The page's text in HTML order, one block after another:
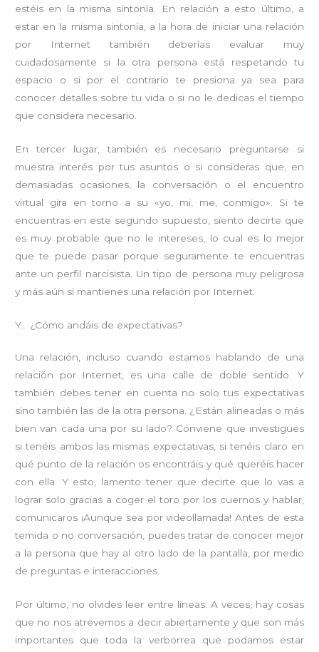
estéis en la misma sintonía. En relación a esto último, a
estar en la misma sintonía, a la hora de iniciar una relación
por Internet también deberías evaluar muy
cuidadosamente si la otra persona está respetando tu
espacio o si por el contrario te presiona ya sea para
conocer detalles sobre tu vida o si no le dedicas el tiempo
que considera necesario.
En tercer lugar, también es necesario preguntarse si
muestra interés por tus asuntos o si consideras que, en
demasiadas ocasiones, la conversación o el encuentro
virtual gira en torno a su «yo, mi, me, conmigo». Si te
encuentras en este segundo supuesto, siento decirte que
es muy probable que no le intereses, lo cual es lo mejor
que te puede pasar porque seguramente te encuentras
ante un perfil narcisista. Un tipo de persona muy peligrosa
y más aún si mantienes una relación por Internet.
Y… ¿Cómo andáis de expectativas?
Una relación, incluso cuando estamos hablando de una
relación por Internet, es una calle de doble sentido. Y
también debes tener en cuenta no solo tus expectativas
sino también las de la otra persona. ¿Están alineadas o más
bien van cada una por su lado? Conviene que investigues
si tenéis ambos las mismas expectativas, si tenéis claro en
qué punto de la relación os encontráis y qué queréis hacer
con ella. Y esto, lamento tener que decirte que lo vas a
lograr solo gracias a coger el toro por los cuernos y hablar,
comunicaros ¡Aunque sea por videollamada! Antes de esta
temida o no conversación, puedes tratar de conocer mejor
a la persona que hay al otro lado de la pantalla, por medio
de preguntas e interacciones.
Por último, no olvides leer entre líneas. A veces, hay cosas
que no nos atrevemos a decir abiertamente y que son más
importantes que toda la verborrea que podamos estar